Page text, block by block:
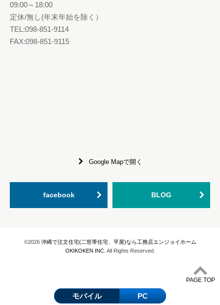
09:00～18:00
定休/無し(年末年始を除く）
TEL:098-851-9114
FAX:098-851-9115
Google Mapで開く
facebook BLOG
©2026 沖縄で注文住宅(二世帯住宅、平屋)なら工務店エンジョイホーム
OKIKOKEN INC. All Rights Reserved.
PAGE TOP
モバイル PC